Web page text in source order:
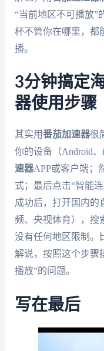
“当前地区不可播放”
杯不管你在哪里，都
播。
3分钟搞定
器使用步骤
其实用番茄加速器很
你的设备（Android、
速器APP或客户端；
式；最后点击“智能
成功后，打开国内的
频、央视体育），搜
没有任何地区限制。
解说，按照这个步骤
播放”的问题。
写在最后